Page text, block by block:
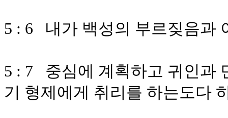
5 : 6 내가 백성의 부르짖음과
5 : 7 중심에 계획하고 귀인과
기 형제에게 취리를 하는도다